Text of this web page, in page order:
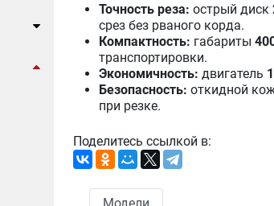
Точность реза: острый диск
срез без рваного корда.
Компактность: габариты
транспортировки.
Экономичность: двигатель
Безопасность: откидной
при резке.
Поделитесь ссылкой в: